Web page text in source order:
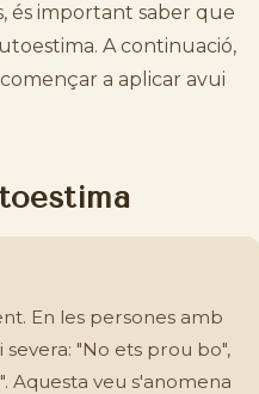
és important saber que
A continuació,
a aplicar avui
En les persones amb
"No ets prou bo",
Aquesta veu s'anomena